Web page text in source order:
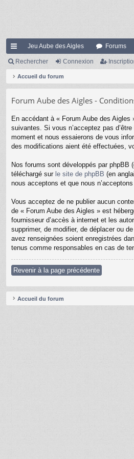
ac
co
s
Jeu Aube des Aigles Forums
Rechercher Connexion
Accueil du forum
Forum Aube des Aigles -
En accédant à « Forum Aube des
suivantes. Si vous n’acceptez pas
moment et nous essaierons de vous
des modifications aient été effectuées,
Nos forums sont développés par
téléchargé sur le site de phpBB (en
nous acceptons et que nous
Vous acceptez de ne publier aucun
de « Forum Aube des Aigles » est
fournisseur d’accès à internet et les
supprimer, de modifier, de déplacer ou
avez renseignées soient enregistrées
tenus comme responsables en cas de
Revenir à la page précédente
Accueil du forum